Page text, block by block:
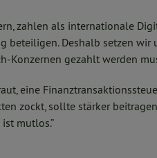
zahlen als internationale
beteiligen. Deshalb setzen wir
Konzernen gezahlt werden
eine
zockt, sollte stärker
mutlos.”